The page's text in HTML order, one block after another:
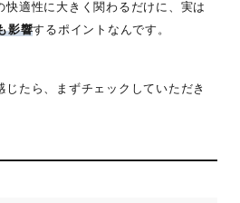
快適性に大きく関わるだけに、実は
影響するポイントなんです。
たら、まずチェックしていただき